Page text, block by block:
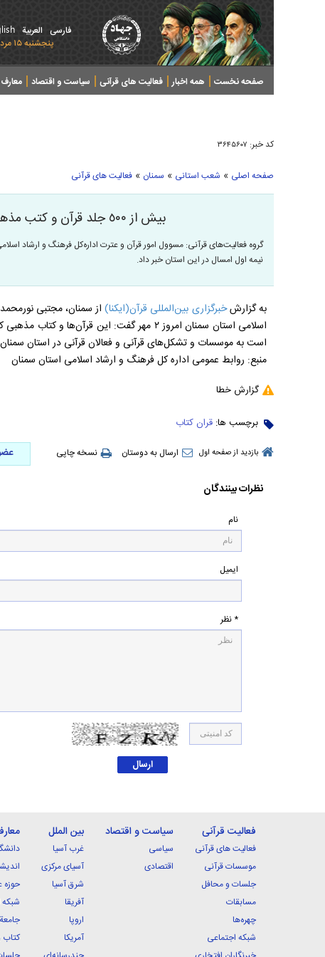
فارسی العربیة
پنجشنبه ۱۵ مرداد ۱۴۰۵ - 2026 August 06
صفحه نخست همه اخبار فعالیت های قرآنی سیاست و اقتصاد معارف
کد خبر: ۳۶۴۵۶۰۷
صفحه اصلی » شعب استانی » سمنان » فعالیت های قرآنی
بیش از ٥٠٠ جلد قرآن و کتب مذهبی در سمنان اهدا شد
نیمه اول امسال در این استان خبر داد.
به گزارشخبرگزاری بین‌المللی قرآن(ایکنا) از سمنان، مجتبی
اسلامی استان سمنان امروز ۲ مهر گفت: این
است به موسسات و تشکل‌های قرآنی و فعالان قرآنی در استان
منبع: روابط عمومی اداره کل فرهنگ و ارشاد اسلامی استان سمنان
گزارش خطا
برچسب ها: قران کتاب
بازدید از صفحه اول ارسال به دوستان نسخه چاپی
نظرات بینندگان
نام
ایمیل
* نظر
فعالیت قرآنی
فعالیت های قرآنی
موسسات قرآنی
جلسات و محافل
مسابقات
چهره‌ها
شبکه اجتماعی
سیاست و اقتصاد
سیاسی
اقتصادی
بین الملل
غرب آسیا
آسیای مرکزی
شرق آسیا
آفریقا
اروپا
آمریکا
حوزه
شبکه